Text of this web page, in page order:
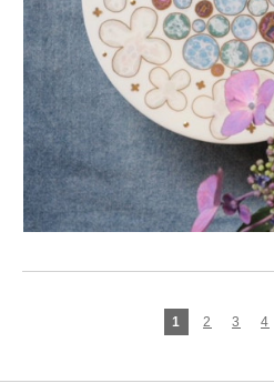
1 2 3 4